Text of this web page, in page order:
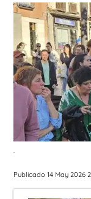
.
Publicado 14 May 2026